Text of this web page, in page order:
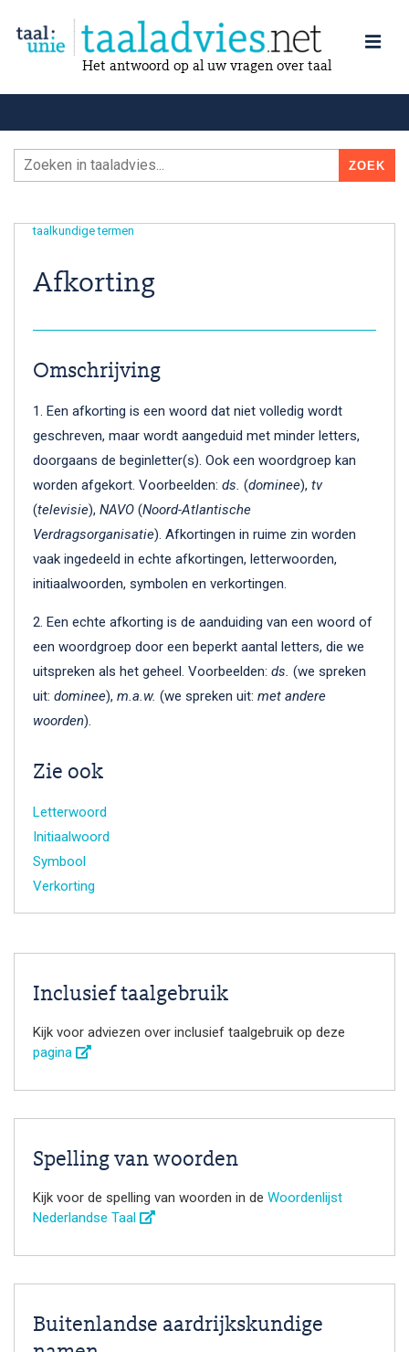
Het antwoord op al uw vragen over taal
taalkundige termen
Afkorting
Omschrijving
1. Een afkorting is een woord dat niet volledig wordt
geschreven, maar wordt aangeduid met minder letters,
doorgaans de beginletter(s). Ook een woordgroep kan
worden afgekort. Voorbeelden: ds. (dominee), tv
(televisie), NAVO (Noord-Atlantische
Verdragsorganisatie). Afkortingen in ruime zin worden
vaak ingedeeld in echte afkortingen, letterwoorden,
initiaalwoorden, symbolen en verkortingen.
2. Een echte afkorting is de aanduiding van een woord of
een woordgroep door een beperkt aantal letters, die we
uitspreken als het geheel. Voorbeelden: ds. (we spreken
uit: dominee), m.a.w. (we spreken uit: met andere
woorden).
Zie ook
Letterwoord
Initiaalwoord
Symbool
Verkorting
Inclusief taalgebruik
Kijk voor adviezen over inclusief taalgebruik op deze
pagina
Spelling van woorden
Kijk voor de spelling van woorden in de Woordenlijst
Nederlandse Taal
Buitenlandse aardrijkskundige